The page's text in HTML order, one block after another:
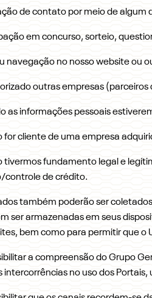
de contato por meio de algum
em concurso, sorteio,
navegação no nosso website ou
outras empresas
as informações pessoais
for cliente de uma empresa
tivermos fundamento legal e
controle de crédito.
também poderão ser
ser armazenadas em seus
bem como para permitir que o
a compreensão do Grupo
intercorrências no uso dos